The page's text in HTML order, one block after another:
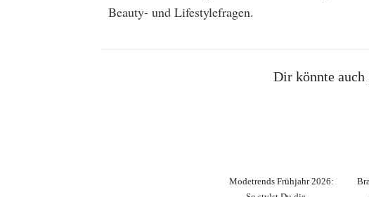
Beauty- und Lifestylefragen.
Dir könnte auch
Modetrends Frühjahr 2026: